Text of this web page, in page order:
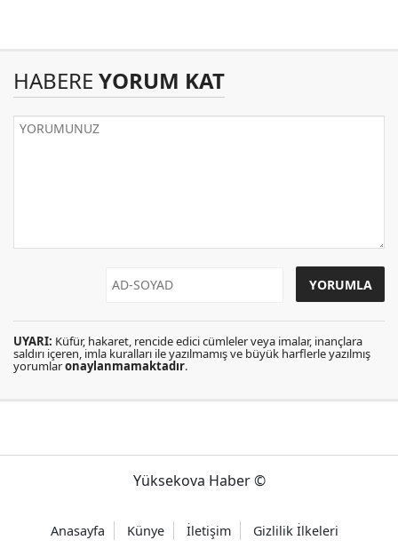
HABERE YORUM KAT
UYARI: Küfür, hakaret, rencide edici cümleler veya imalar, inançlara
saldırı içeren, imla kuralları ile yazılmamış ve büyük harflerle yazılmış
yorumlaronaylanmamaktadır.
Yüksekova Haber ©
Anasayfa Künye İletişim Gizlilik İlkeleri